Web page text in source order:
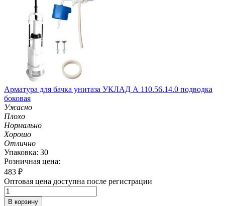
Арматура для бачка унитаза УКЛАД А 110.56.14.0 подводка
боковая
Ужасно
Плохо
Нормально
Хорошо
Отлично
Упаковка: 30
Розничная цена:
483 ₽
Оптовая цена доступна после регистрации
В корзину